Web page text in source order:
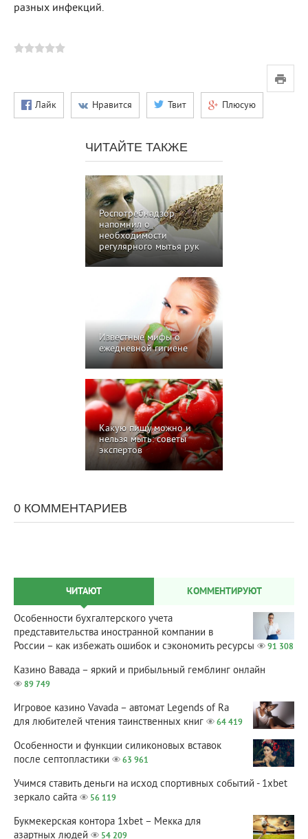
разных инфекций.
Лайк Нравится Твит Плюсую
ЧИТАЙТЕ ТАКЖЕ
Роспотребнадзор
напомнил о
необходимости
регулярного мытья рук
Известные мифы о
ежедневной гигиене
Какую пищу можно и
нельзя мыть: советы
экспертов
0 КОММЕНТАРИЕВ
ЧИТАЮТ КОММЕНТИРУЮТ
Особенности бухгалтерского учета
представительства иностранной компании в
России – как избежать ошибок и сэкономить ресурсы
91 308
Казино Вавада – яркий и прибыльный гемблинг онлайн
89 749
Игровое казино Vavada – автомат Legends of Ra
для любителей чтения таинственных книг
64 419
Особенности и функции силиконовых вставок
после септопластики
63 961
Учимся ставить деньги на исход спортивных событий - 1xbet
зеркало сайта
56 119
Букмекерская контора 1xbet – Мекка для
азартных людей
54 209